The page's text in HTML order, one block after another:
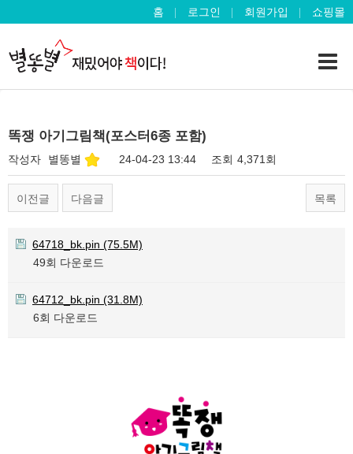
홈 로그인 회원가입 쇼핑몰
똑쟁 아기그림책(포스터6종 포함)
작성자 별똥별 24-04-23 13:44 조회 4,371회
이전글 다음글 목록
64718_bk.pin (75.5M)
49회 다운로드
64712_bk.pin (31.8M)
6회 다운로드